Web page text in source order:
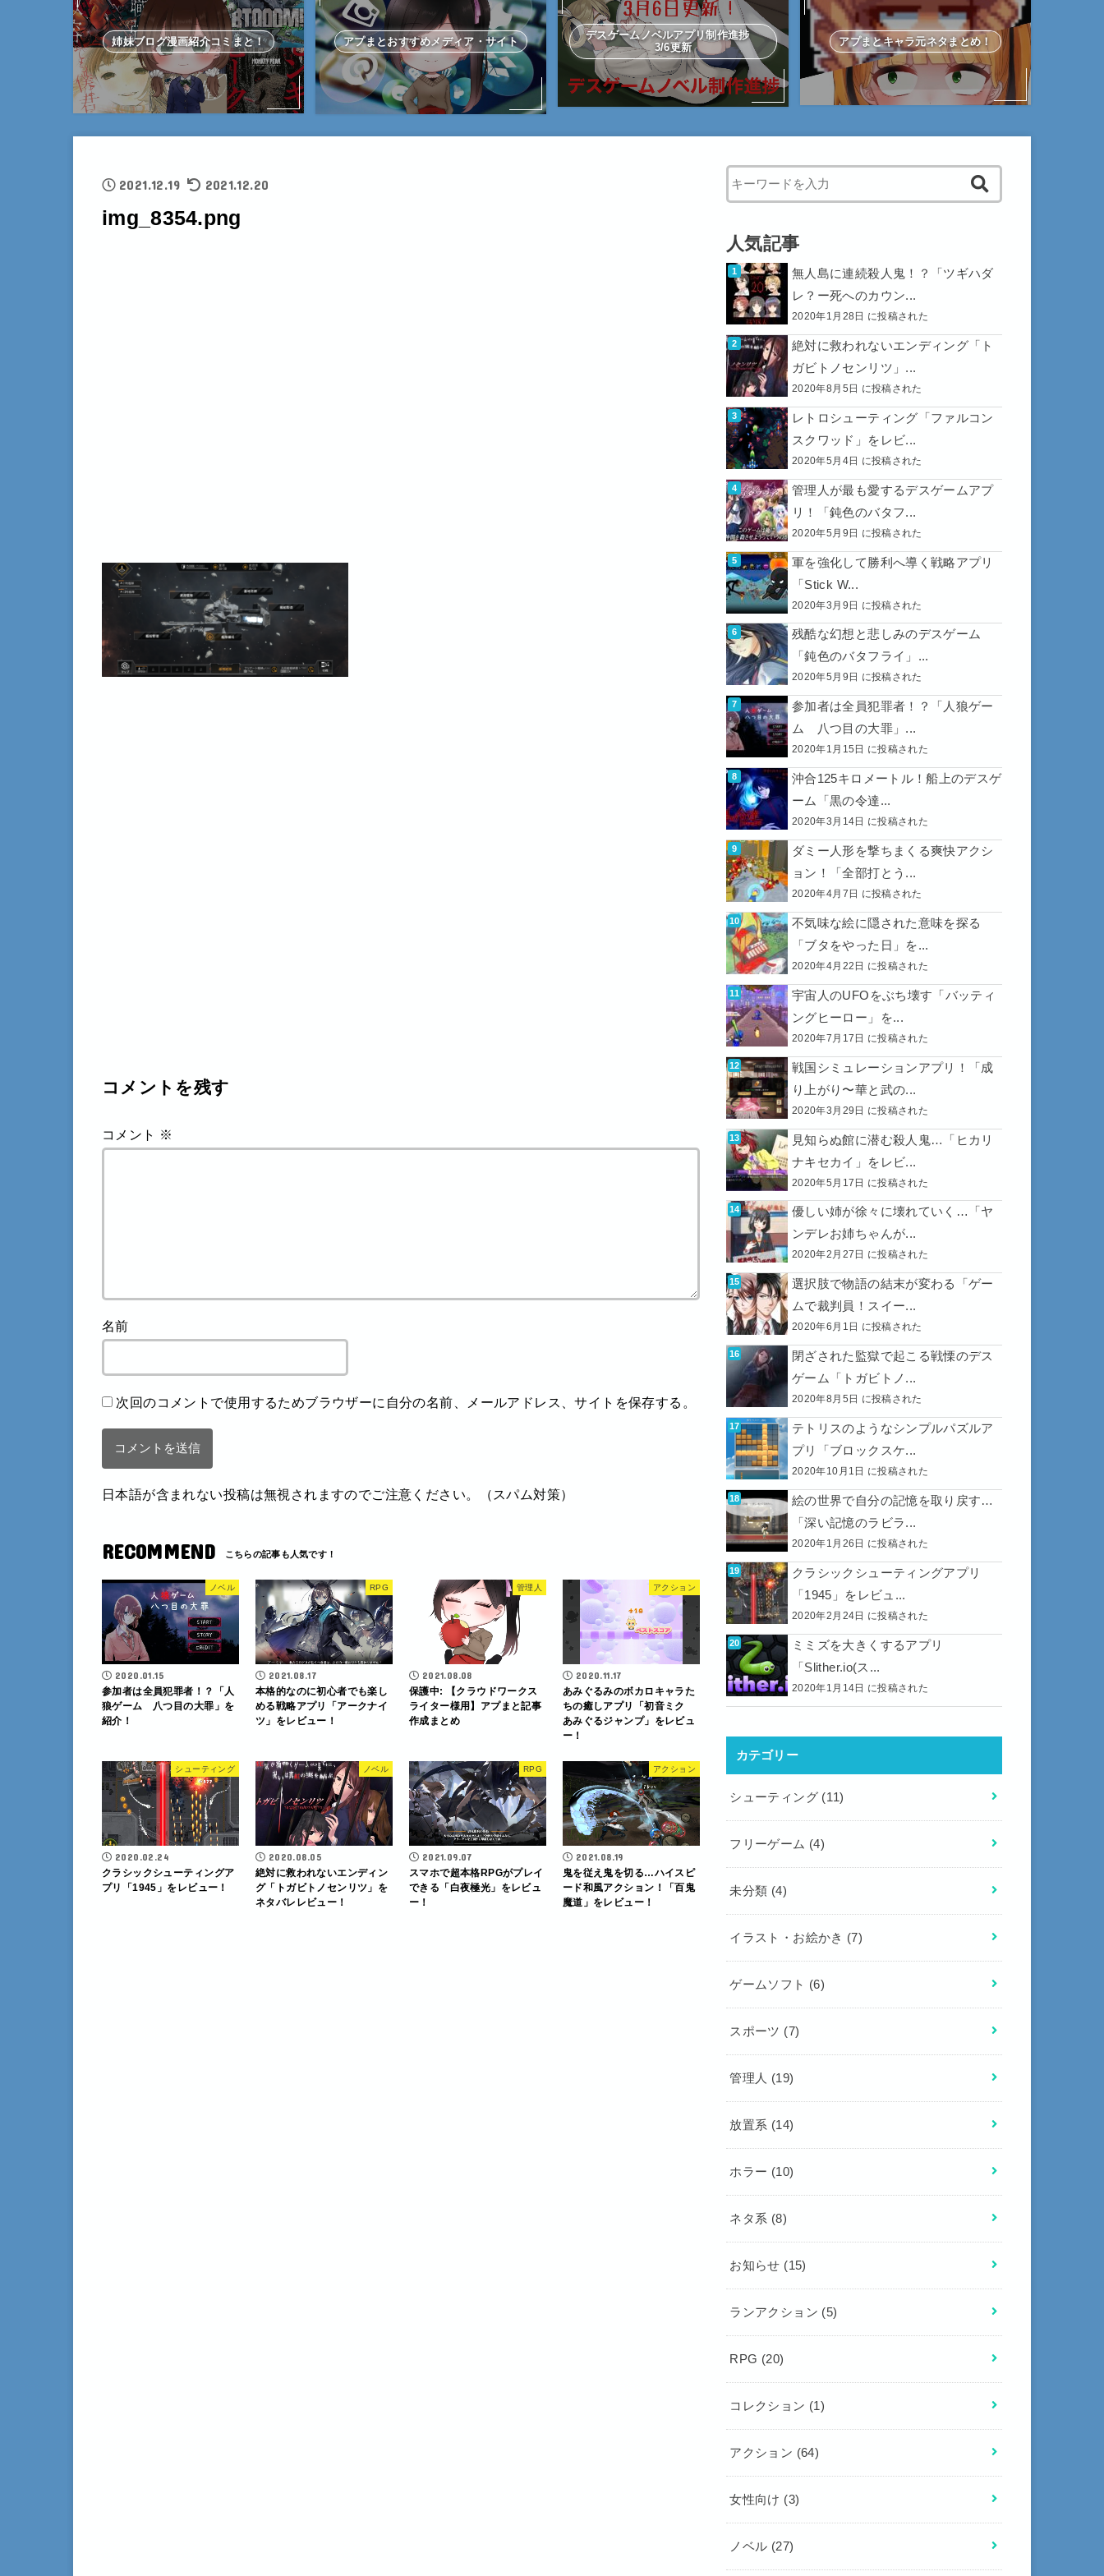
姉妹ブログ漫画紹介コミまと！ アプまとおすすめメディア・サイト
デスゲームノベルアプリ制作進捗
3/6更新
アプまとキャラ元ネタまとめ！
2021.12.19 2021.12.20
img_8354.png
コメントを残す
コメント ※
名前
次回のコメントで使用するためブラウザーに自分の名前、メールアドレス、サイトを保存する。
日本語が含まれない投稿は無視されますのでご注意ください。（スパム対策）
RECOMMEND
ノベル
2020.01.15
参加者は全員犯罪者！？「人
狼ゲーム 八つ目の大罪」を
紹介！
RPG
2021.08.17
本格的なのに初心者でも楽し
める戦略アプリ「アークナイ
ツ」をレビュー！
管理人
2021.08.08
保護中: 【クラウドワークス
ライター様用】アプまと記事
作成まとめ
アクション
2020.11.17
あみぐるみのボカロキャラた
ちの癒しアプリ「初音ミク
あみぐるジャンプ」をレビュ
ー！
シューティング
2020.02.24
クラシックシューティングア
プリ「1945」をレビュー！
ノベル
2020.08.05
絶対に救われないエンディン
グ「トガビトノセンリツ」を
ネタバレレビュー！
RPG
2021.09.07
スマホで超本格RPGがプレイ
できる「白夜極光」をレビュ
ー！
アクション
2021.08.19
鬼を従え鬼を切る…ハイスピ
ード和風アクション！「百鬼
魔道」をレビュー！
When autocomplete results are available use up and down
人気記事
無人島に連続殺人鬼！？「ツギハダ
レ？ー死へのカウン...
2020年1月28日 に投稿された
絶対に救われないエンディング「ト
ガビトノセンリツ」...
2020年8月5日 に投稿された
レトロシューティング「ファルコン
スクワッド」をレビ...
2020年5月4日 に投稿された
管理人が最も愛するデスゲームアプ
リ！「鈍色のバタフ...
2020年5月9日 に投稿された
軍を強化して勝利へ導く戦略アプリ
「Stick W...
2020年3月9日 に投稿された
残酷な幻想と悲しみのデスゲーム
「鈍色のバタフライ」...
2020年5月9日 に投稿された
参加者は全員犯罪者！？「人狼ゲー
ム 八つ目の大罪」...
2020年1月15日 に投稿された
沖合125キロメートル！船上のデスゲ
ーム「黒の令達...
2020年3月14日 に投稿された
ダミー人形を撃ちまくる爽快アクシ
ョン！「全部打とう...
2020年4月7日 に投稿された
不気味な絵に隠された意味を探る
「ブタをやった日」を...
2020年4月22日 に投稿された
宇宙人のUFOをぶち壊す「バッティ
ングヒーロー」を...
2020年7月17日 に投稿された
戦国シミュレーションアプリ！「成
り上がり〜華と武の...
2020年3月29日 に投稿された
見知らぬ館に潜む殺人鬼…「ヒカリ
ナキセカイ」をレビ...
2020年5月17日 に投稿された
優しい姉が徐々に壊れていく…「ヤ
ンデレお姉ちゃんが...
2020年2月27日 に投稿された
選択肢で物語の結末が変わる「ゲー
ムで裁判員！スイー...
2020年6月1日 に投稿された
閉ざされた監獄で起こる戦慄のデス
ゲーム「トガビトノ...
2020年8月5日 に投稿された
テトリスのようなシンプルパズルア
プリ「ブロックスケ...
2020年10月1日 に投稿された
絵の世界で自分の記憶を取り戻す…
「深い記憶のラビラ...
2020年1月26日 に投稿された
クラシックシューティングアプリ
「1945」をレビュ...
2020年2月24日 に投稿された
ミミズを大きくするアプリ
「Slither.io(ス...
2020年1月14日 に投稿された
カテゴリー
シューティング (11)
フリーゲーム (4)
未分類 (4)
イラスト・お絵かき (7)
ゲームソフト (6)
スポーツ (7)
管理人 (19)
放置系 (14)
ホラー (10)
ネタ系 (8)
お知らせ (15)
ランアクション (5)
RPG (20)
コレクション (1)
アクション (64)
女性向け (3)
ノベル (27)